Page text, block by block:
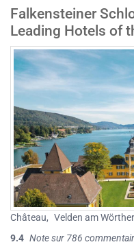
Falkensteiner
Leading Hotels of
Château, Velden am
9.4 Note sur 786